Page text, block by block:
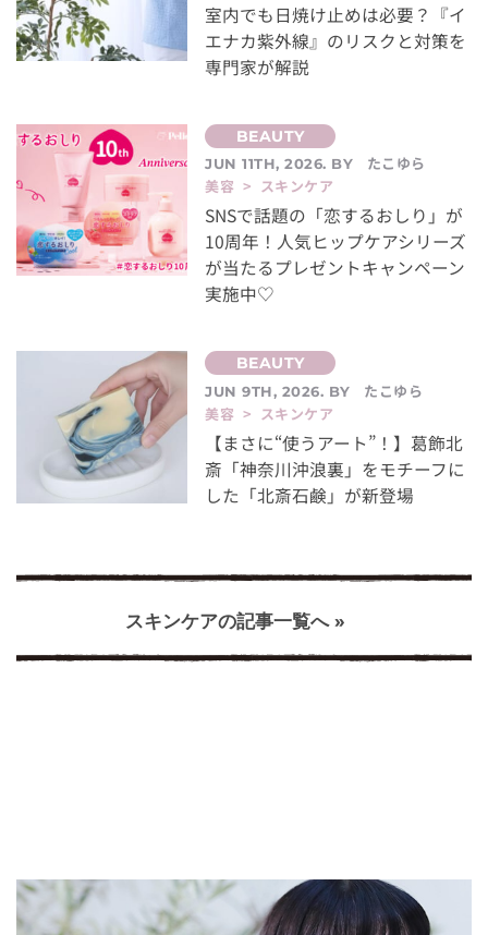
室内でも日焼け止めは必要？『イ
エナカ紫外線』のリスクと対策を
専門家が解説
JUN 11TH, 2026. BY
たこゆら
美容 > スキンケア
SNSで話題の「恋するおしり」が
10周年！人気ヒップケアシリーズ
が当たるプレゼントキャンペーン
実施中♡
JUN 9TH, 2026. BY
たこゆら
美容 > スキンケア
【まさに“使うアート”！】葛飾北
斎「神奈川沖浪裏」をモチーフに
した「北斎石鹸」が新登場
スキンケアの記事一覧へ »